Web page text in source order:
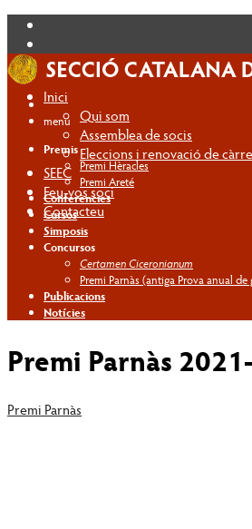
Inici
Qui som
Assemblea de socis
Eleccions i renovació de
SEEC
Feu-vos soci
Contacteu
menú
Premis
Premi Hèracles
Premi Areté
Conferències
Cursos
Simposis
Concursos
Certamen Ciceronianum
Premi Parnàs (antiga Prova anual de
Publicacions
Notícies
Premi Parnàs
Premi Parnàs